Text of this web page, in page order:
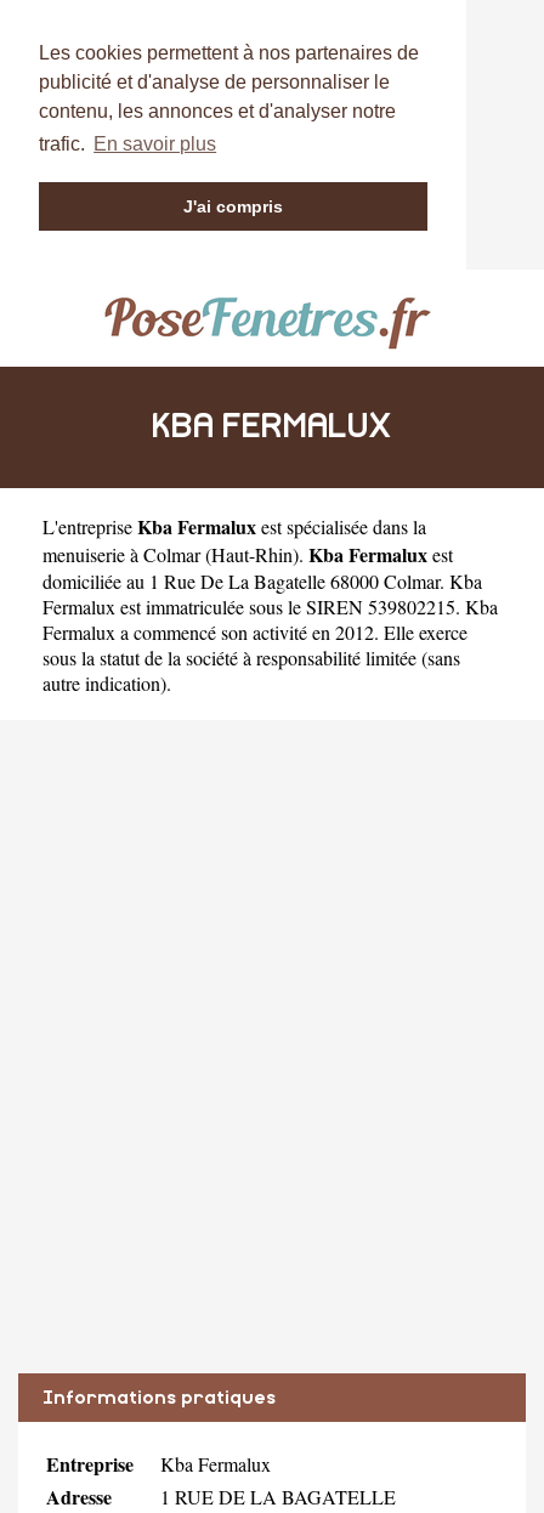
Les cookies permettent à nos partenaires de
publicité et d'analyse de personnaliser le
contenu, les annonces et d'analyser notre
trafic. En savoir plus
J'ai compris
KBA FERMALUX
L'entrepriseKba Fermaluxestspécialisée dans la
menuiserie à Colmar(Haut-Rhin). Kba Fermaluxest
domiciliée au 1 Rue De La Bagatelle 68000 Colmar. Kba
Fermalux est immatriculée sous le SIREN 539802215. Kba
Fermalux a commencé son activité en 2012. Elle exerce
sous la statut de la société à responsabilité limitée (sans
autre indication).
Informations pratiques
Entreprise Kba Fermalux
Adresse 1 RUE DE LA BAGATELLE